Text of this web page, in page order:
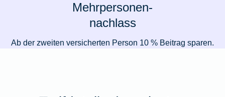
Mehrpersonen-
nachlass
Ab der zweiten versicherten Person 10 % Beitrag sparen.